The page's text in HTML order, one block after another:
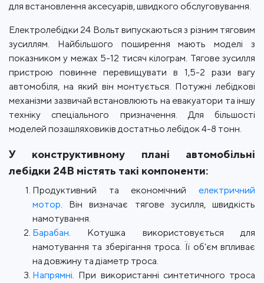
для встановлення аксесуарів, швидкого обслуговування.
Електролебідки 24 Вольт випускаються з різним тяговим
зусиллям. Найбільшого поширення мають моделі з
показником у межах 5-12 тисяч кілограм. Тягове зусилля
пристрою повинне перевищувати в 1,5-2 рази вагу
автомобіля, на який він монтується. Потужні лебідкові
механізми зазвичай встановлюють на евакуатори та іншу
техніку спеціального призначення. Для більшості
моделей позашляховиків достатньо лебідок 4-8 тонн.
У конструктивному плані автомобільні
лебідки 24В містять такі компоненти:
Продуктивний та економічний електричний
мотор. Він визначає тягове зусилля, швидкість
намотування.
Барабан. Котушка використовується для
намотування та зберігання троса. Її об'єм впливає
на довжину та діаметр троса.
Напрямні. При використанні синтетичного троса